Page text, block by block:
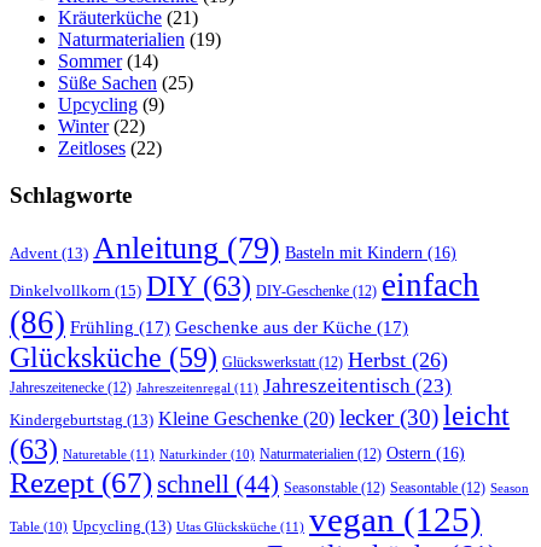
Kräuterküche (21)
Naturmaterialien (19)
Sommer(14)
Süße Sachen (25)
Upcycling (9)
Winter(22)
Zeitloses (22)
Schlagworte
Advent (13) Anleitung (79) Basteln mit Kindern (16)
Dinkelvollkorn (15) DIY(63) DIY-Geschenke (12) einfach
(86) Frühling (17) Geschenke aus der Küche (17)
Glücksküche (59) Glückswerkstatt(12) Herbst (26)
Jahreszeitenecke (12) Jahreszeitenregal (11) Jahreszeitentisch (23)
Kindergeburtstag (13) Kleine Geschenke (20) lecker(30)leicht
(63) Naturetable (11) Naturkinder (10) Naturmaterialien (12) Ostern (16)
Rezept (67)schnell (44) Seasonstable (12) Seasontable (12) Season
Table (10) Upcycling (13) Utas Glücksküche (11) vegan (125)